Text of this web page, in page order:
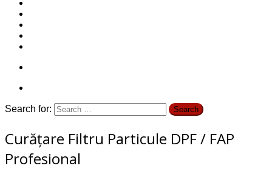
Search for:
Curățare Filtru Particule DPF / FAP
Profesional